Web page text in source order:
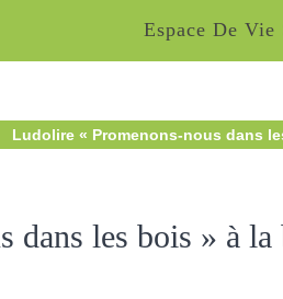
Espace De Vie
Ludolire « Promenons-nous dans
dans les bois » à